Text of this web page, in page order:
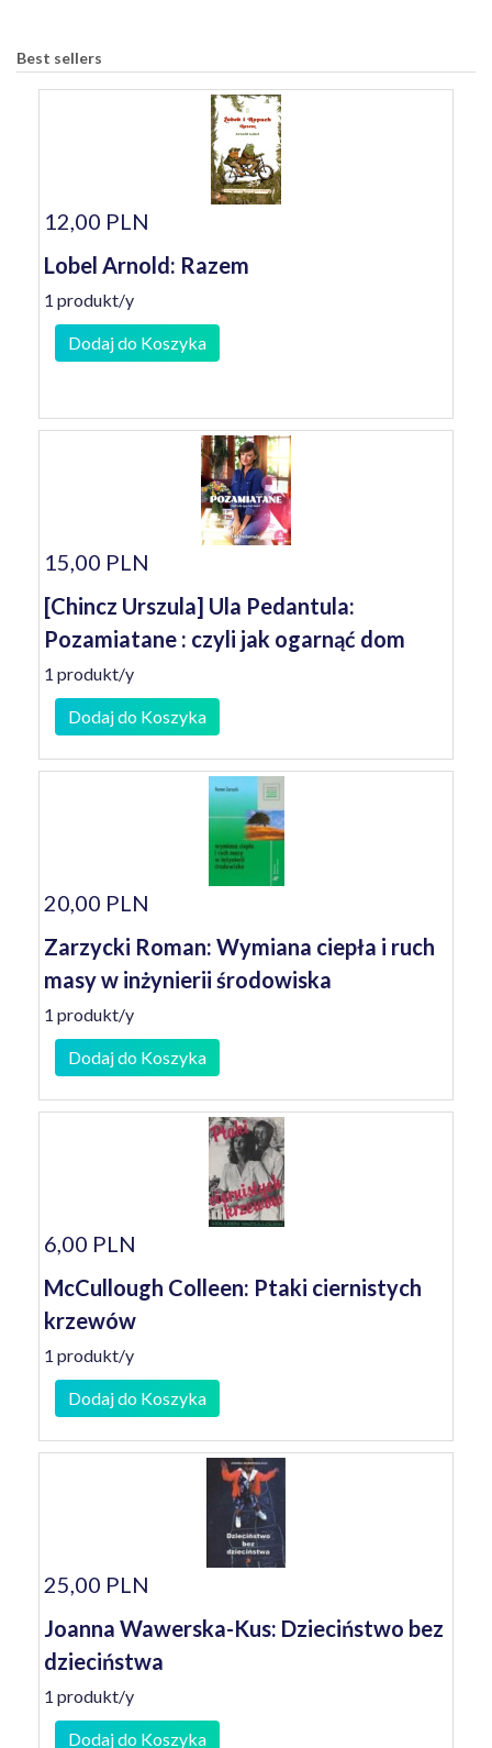
Best sellers
12,00 PLN
Lobel Arnold: Razem
1 produkt/y
Dodaj do Koszyka
15,00 PLN
[Chincz Urszula] Ula Pedantula:
Pozamiatane : czyli jak ogarnąć dom
1 produkt/y
Dodaj do Koszyka
20,00 PLN
Zarzycki Roman: Wymiana ciepła i ruch
masy w inżynierii środowiska
1 produkt/y
Dodaj do Koszyka
6,00 PLN
McCullough Colleen: Ptaki ciernistych
krzewów
1 produkt/y
Dodaj do Koszyka
25,00 PLN
Joanna Wawerska-Kus: Dzieciństwo bez
dzieciństwa
1 produkt/y
Dodaj do Koszyka